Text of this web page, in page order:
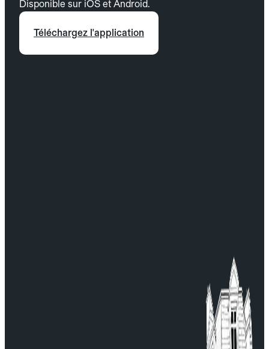
Disponible sur iOS et Android.
Téléchargez l'application